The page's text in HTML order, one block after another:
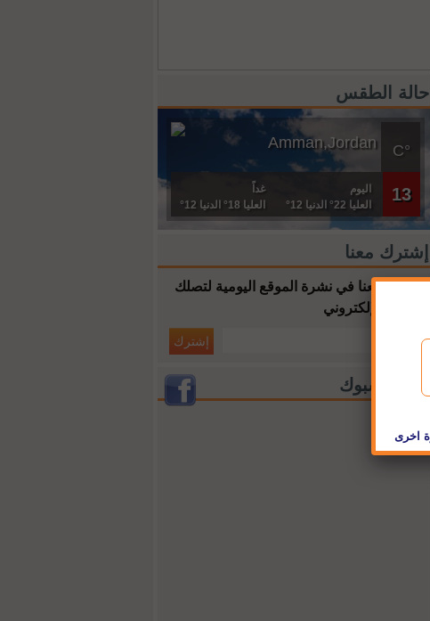
حالة الطقس
°C
Amman,Jordan
13
اليوم
العليا 22° الدنيا 12°
غداً
العليا 18° الدنيا 12°
إشترك معنا
إشترك معنا في نشرة الموقع اليومية لتصلك
لبريدك الإلكتروني